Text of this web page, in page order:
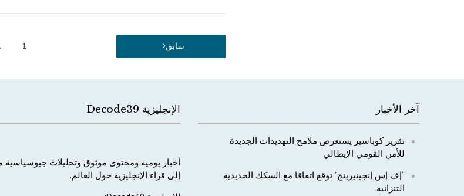
سابق 1
الإنجليزية Decode39
أخبار يومية ومحتوى موثوق وتحليلات جيوسياسية
إلى قراء الإنجليزية حول العالم.
آخر الأخبار
تقرير كوباسير يستعرض ملامح التهديدات الجديدة
للأمن القومي الإيطالي
“إف إس إنجينيرينج” توقع اتفاقا مع السكك الحديدية
التنزانية